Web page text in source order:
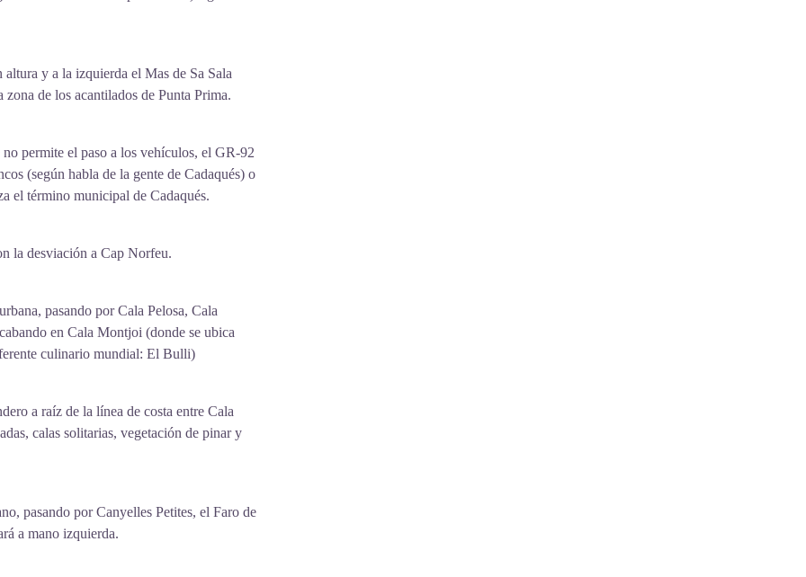
y a la izquierda el Mas de Sa Sala
zona de los acantilados de Punta Prima.
permite el paso a los vehículos, el GR-92
(según habla de la gente de Cadaqués) o
el término municipal de Cadaqués.
la desviación a Cap Norfeu.
pasando por Cala Pelosa, Cala
en Cala Montjoi (donde se ubica
culinario mundial: El Bulli)
a raíz de la línea de costa entre Cala
calas solitarias, vegetación de pinar y
pasando por Canyelles Petites, el Faro de
a mano izquierda.